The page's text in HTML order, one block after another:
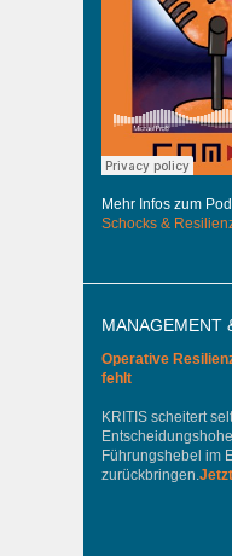
Mehr Infos zum
Schocks &
MANAGEMENT
Operative
fehlt
KRITIS scheitert
Führungshebel im
zurückbringen.